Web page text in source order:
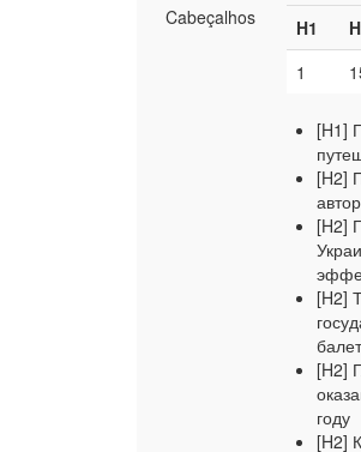
Cabeçalhos H1
1
[H1]
[H2]
[H2]
[H2]
[H2]
году
[H2]